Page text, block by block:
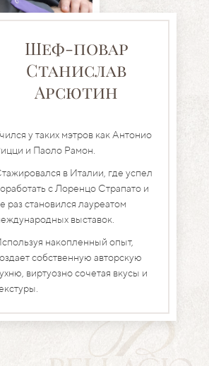
Шеф-повар
Станислав
Арсютин
у таких мэтров как Антонио
и Паоло Рамон.
в Италии, где успел
с Лоренцо Страпато и
раз становился лауреатом
выставок.
накопленный опыт,
собственную авторскую
виртуозно сочетая вкусы и